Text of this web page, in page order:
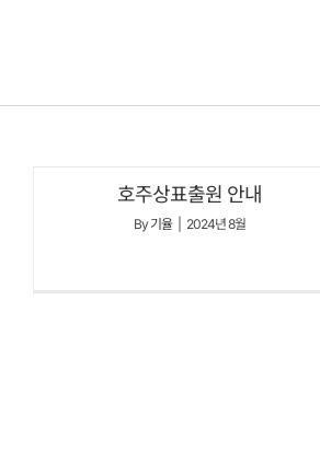
호주상표출원 안내
By기율 2024년 8월